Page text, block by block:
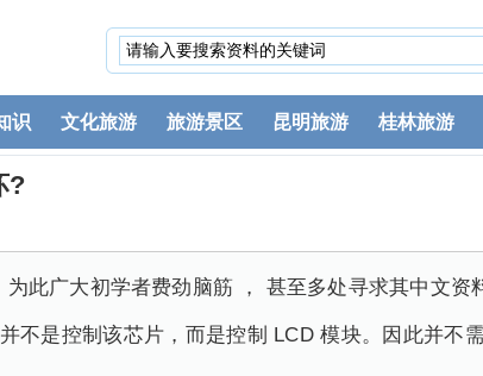
识 文化旅游 旅游景区 昆明旅游 桂林旅游
?
此广大初学者费劲脑筋 ， 甚至多处寻求其中文资
不是控制该芯片，而是控制 LCD 模块。因此并不